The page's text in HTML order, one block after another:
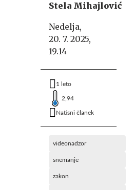
Stela Mihajlović
Nedelja,
20. 7. 2025,
19.14
1 leto
2,94
Natisni članek
videonadzor
snemanje
zakon